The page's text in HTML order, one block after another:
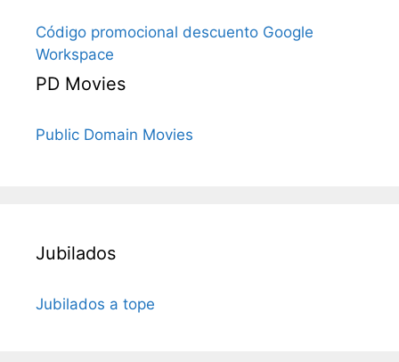
Código promocional descuento Google
Workspace
PD Movies
Public Domain Movies
Jubilados
Jubilados a tope